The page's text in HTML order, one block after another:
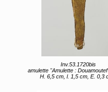
Inv.53.1720bis
amulette "Amulette : Douamoutef" (titre
H. 6,5 cm, l. 1,5 cm, E. 0,3